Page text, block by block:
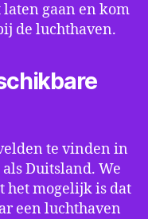
gaan en kom
de luchthaven.
te vinden in
Duitsland. We
het mogelijk is dat
een luchthaven